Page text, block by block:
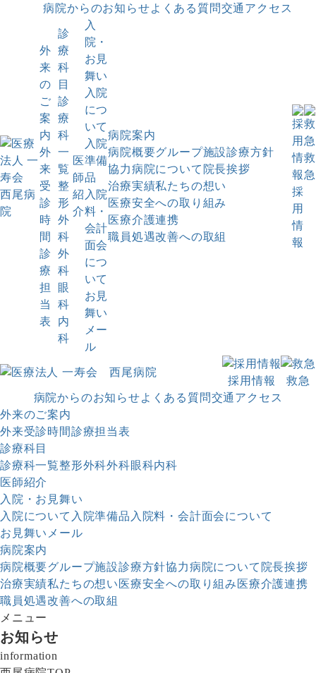
病院からのお知らせよくある質問交通アクセス
外
来
の
ご
案
内
外
来
受
診
時
間
診
療
担
当
表
診
療
科
目
診
療
科
一
覧
整
形
外
科
外
科
眼
科
内
科
医
師
紹
介
入
院・
お見
舞い
入院
につ
いて
入院
準備
品
入院
料・
会計
面会
につ
いて
お見
舞い
メー
ル
病院案内
病院概要グループ施設診療方針
協力病院について 院長挨拶
治療実績私たちの想い
医療安全への取り組み
医療介護連携
職員処遇改善への取組
採
用
情
報
救
急
採用情報
救急
病院からのお知らせよくある質問交通アクセス
外来のご案内
外来受診時間診療担当表
診療科目
診療科一覧整形外科外科眼科内科
医師紹介
入院・お見舞い
入院について 入院準備品 入院料・会計面会について
お見舞いメール
病院案内
病院概要グループ施設診療方針協力病院について 院長挨拶
治療実績私たちの想い 医療安全への取り組み 医療介護連携
職員処遇改善への取組
メニュー
お知らせ
information